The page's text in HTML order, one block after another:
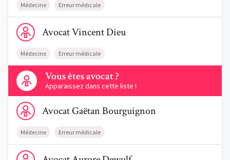
Médecine Erreur médicale
Voir le profil de AvocatVincent Dieu
AvocatVincentDieu
Médecine Erreur médicale
Vous êtes avocat ?
Apparaissez dans cette liste !
Contactez-nous
Voir le profil de AvocatGaëtan Bourguignon
AvocatGaëtanBourguignon
Médecine Erreur médicale
Voir le profil de AvocatAurore Dewulf